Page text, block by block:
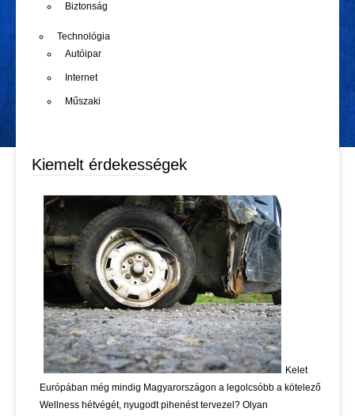
Biztonság
Technológia
Autóipar
Internet
Műszaki
Kiemelt érdekességek
Kelet
Európában még mindig Magyarországon a legolcsóbb a kötelező
Wellness hétvégét, nyugodt pihenést tervezel? Olyan